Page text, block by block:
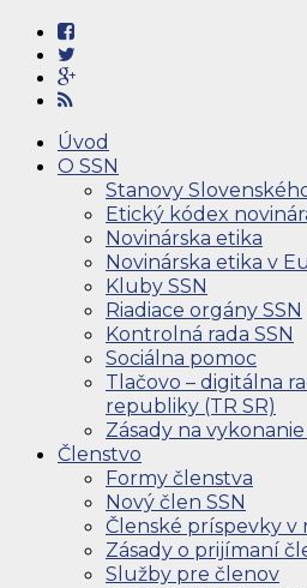
Úvod
O SSN
Stanovy
Etický kódex
Novinárska etika
Novinárska etika v
Kluby SSN
Riadiace orgány SSN
Kontrolná rada SSN
Sociálna pomoc
Tlačovo – digitálna
republiky (TR SR)
Zásady na
Členstvo
Formy členstva
Nový člen SSN
Členské príspevky v
Zásady o prijímaní
Služby pre členov